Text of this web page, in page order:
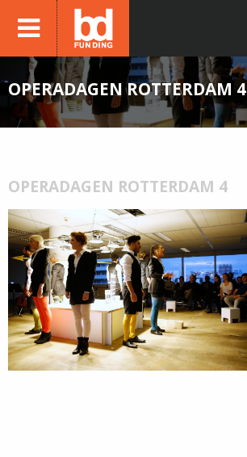
OPERADAGEN ROTTERDAM 4
OPERADAGEN ROTTERDAM 4